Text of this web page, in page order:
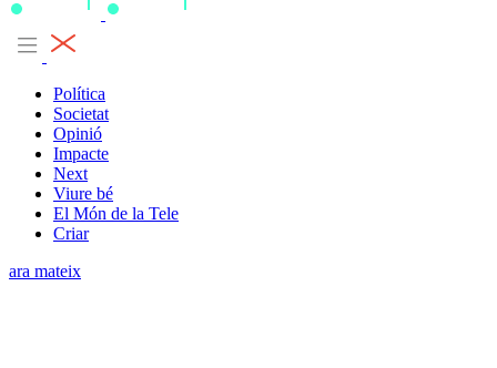
Política
Societat
Opinió
Impacte
Next
Viure bé
El Món de la Tele
Criar
ara mateix